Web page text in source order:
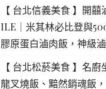
【 台北信義美食 】開
ILE｜米其林必比登與
膠原蛋白滷肉飯，神級
【 台北松菸美食 】名
龍叉燒飯、黯然銷魂飯